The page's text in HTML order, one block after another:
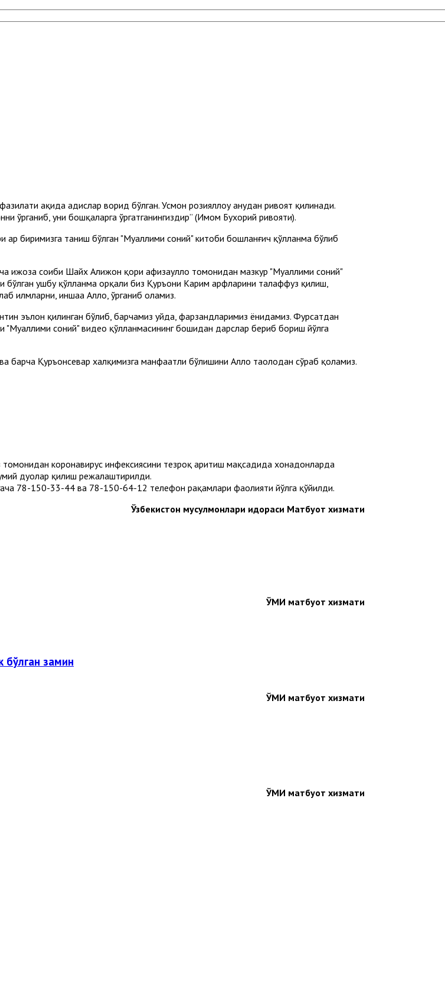
ҳақида ҳадислар ворид бўлган. Усмон розияллоҳу анҳудан ривоят қилинади.
ўрганиб, уни бошқаларга ўргатганингиздир” (Имом Бухорий ривояти).
биримизга таниш бўлган "Муаллими соний" китоби бошланғич қўлланма бўлиб
ижоза соҳиби Шайх Алижон қори ҳафизаҳуллоҳ томонидан мазкур "Муаллими соний"
бўлган ушбу қўлланма орқали биз Қуръони Карим ҳарфларини талаффуз қилиш,
илмларни, иншаа Аллоҳ, ўрганиб оламиз.
эълон қилинган бўлиб, барчамиз уйда, фарзандларимиз ёнидамиз. Фурсатдан
соний" видео қўлланмасининг бошидан дарслар бериб бориш йўлга
Қуръонсевар халқимизга манфаатли бўлишини Аллоҳ таолодан сўраб қоламиз.
коронавирус инфексиясини тезроқ аритиш мақсадида хонадонларда
дуолар қилиш режалаштирилди.
78-150-33-44 ва 78-150-64-12 телефон рақамлари фаолияти йўлга қўйилди.
Ўзбекистон мусулмонлари идораси Матбуот хизмати
ЎМИ матбуот хизмати
замин
ЎМИ матбуот хизмати
ЎМИ матбуот хизмати